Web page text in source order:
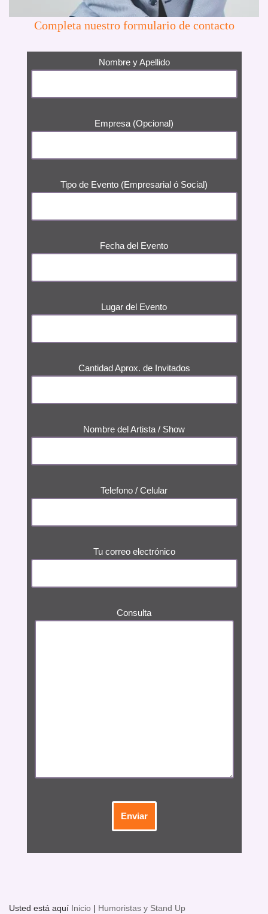
Completa nuestro formulario de contacto
Nombre y Apellido
Empresa (Opcional)
Tipo de Evento (Empresarial ó Social)
Fecha del Evento
Lugar del Evento
Cantidad Aprox. de Invitados
Nombre del Artista / Show
Telefono / Celular
Tu correo electrónico
Consulta
Usted está aquí Inicio | Humoristas y Stand Up